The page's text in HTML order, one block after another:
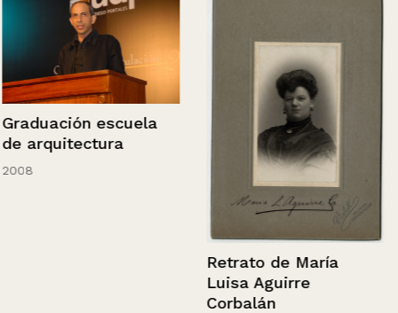
Graduación escuela
de arquitectura
2008
Retrato de María
Luisa Aguirre
Corbalán